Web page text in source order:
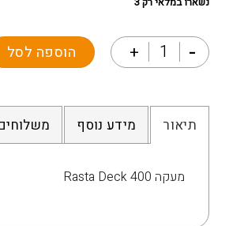
כמות של מעקה הוספה לסל
תיאור מידע נוסף
מעקה Rasta Deck 400